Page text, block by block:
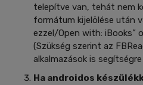
telepítve van, tehát nem
formátum kijelölése után
ezzel/Open with: iBooks”
(Szükség szerint az
alkalmazások is
Ha androidos